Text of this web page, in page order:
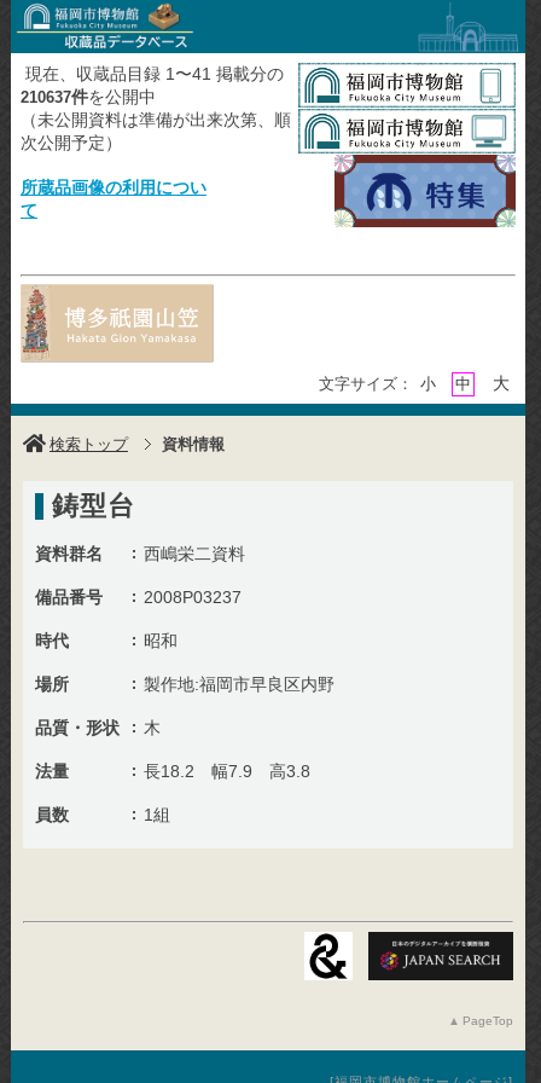
現在、収蔵品目録 1〜41 掲載分の
210637件を公開中
（未公開資料は準備が出来次第、順
次公開予定）
所蔵品画像の利用につい
て
文字サイズ： 小 中 大
検索トップ 資料情報
鋳型台
資料群名 西嶋栄二資料
備品番号 2008P03237
時代 昭和
場所 製作地:福岡市早良区内野
品質・形状 木
法量 長18.2 幅7.9 高3.8
員数 1組
PageTop